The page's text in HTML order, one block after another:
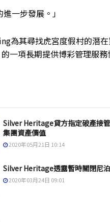
一步發展。」
為其尋找虎宮度假村的潛在
一項長期提供博彩管理服務
Silver Heritage貸方指定破產接
集團資產價值
2020年05月21日 10:14
Silver Heritage透露暫時關閉尼
2020年03月24日 09:01